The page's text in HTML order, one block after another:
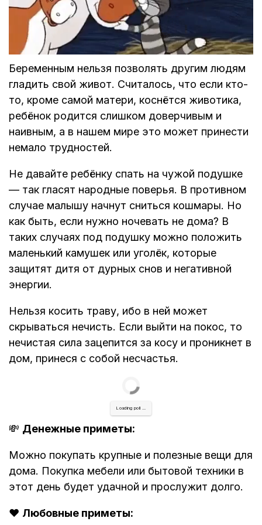
Беременным нельзя позволять другим людям
гладить свой живот. Считалось, что если кто-
то, кроме самой матери, коснётся животика,
ребёнок родится слишком доверчивым и
наивным, а в нашем мире это может принести
немало трудностей.
Не давайте ребёнку спать на чужой подушке
— так гласят народные поверья. В противном
случае малышу начнут сниться кошмары. Но
как быть, если нужно ночевать не дома? В
таких случаях под подушку можно положить
маленький камушек или уголёк, которые
защитят дитя от дурных снов и негативной
энергии.
Нельзя косить траву, ибо в ней может
скрываться нечисть. Если выйти на покос, то
нечистая сила зацепится за косу и проникнет в
дом, принеся с собой несчастья.
Loading poll ...
💸 Денежные приметы:
Можно покупать крупные и полезные вещи для
дома. Покупка мебели или бытовой техники в
этот день будет удачной и прослужит долго.
❤️ Любовные приметы: